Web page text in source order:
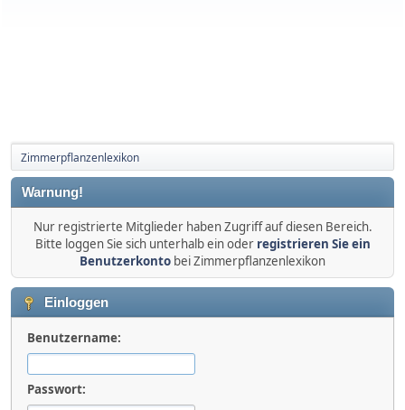
Zimmerpflanzenlexikon
Warnung!
Nur registrierte Mitglieder haben Zugriff auf diesen Bereich.
Bitte loggen Sie sich unterhalb ein oder registrieren Sie ein
Benutzerkonto bei Zimmerpflanzenlexikon
Einloggen
Benutzername:
Passwort: